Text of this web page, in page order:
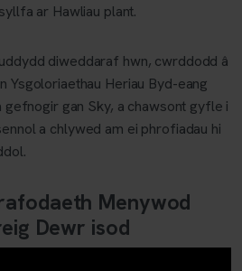
ar Hawliau plant.
diweddaraf hwn, cwrddodd â
Ysgoloriaethau Heriau Byd-eang
gefnogir gan Sky, a chawsont gyfle i
a chlywed am ei phrofiadau hi
Menywod
Dewr isod